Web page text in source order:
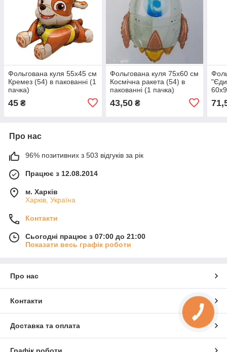
Фольгована куля 55х45 см
Кремез (54) в пакованні (1
пачка)
45 ₴
Фольгована куля 75х60 см
Космічна ракета (54) в
пакованні (1 пачка)
43,50₴
Про нас
96% позитивних з 503 відгуків за рік
Працює з 12.08.2014
м. Харків
Харків, Україна
Контакти
Сьогодні працює з 07:00 до 21:00
Показати весь графік роботи
Про нас
Контакти
Доставка та оплата
Графік роботи